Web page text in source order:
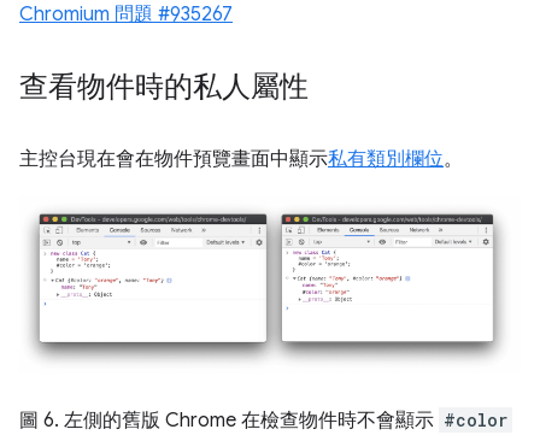
Chromium 問題 #935267
查看物件時的私人屬性
主控台現在會在物件預覽畫面中顯示私有類別欄位。
圖 6. 左側的舊版 Chrome 在檢查物件時不會顯示 #color